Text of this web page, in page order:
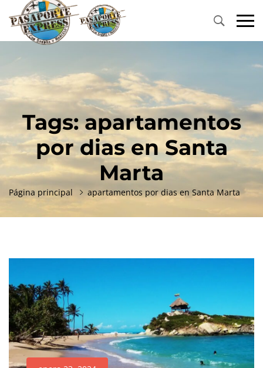
Menu
Tags: apartamentos
por dias en Santa
Marta
Página principal apartamentos por dias en Santa Marta